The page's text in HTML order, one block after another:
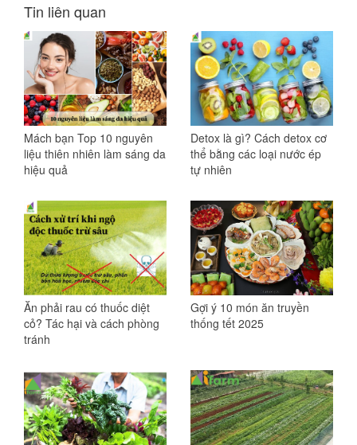
Tin liên quan
Mách bạn Top 10 nguyên
liệu thiên nhiên làm sáng da
hiệu quả
Detox là gì? Cách detox cơ
thể bằng các loại nước ép
tự nhiên
Ăn phải rau có thuốc diệt
cỏ? Tác hại và cách phòng
tránh
Gợi ý 10 món ăn truyền
thống tết 2025